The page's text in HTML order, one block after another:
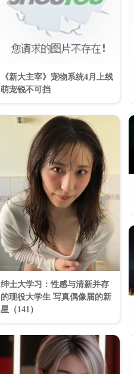
《新大主宰》宠物系统4月上线
萌宠锐不可挡
绅士大学习：性感与清新并存
的现役大学生 写真偶像届的新
星（141）